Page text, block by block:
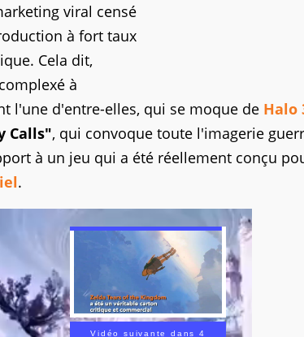
viral censé
à fort taux
Cela dit,
à
l'une d'entre-elles, qui se moque de Halo
Calls", qui convoque toute l'imagerie
à un jeu qui a été réellement conçu
.
Vidéo suivante dans 3